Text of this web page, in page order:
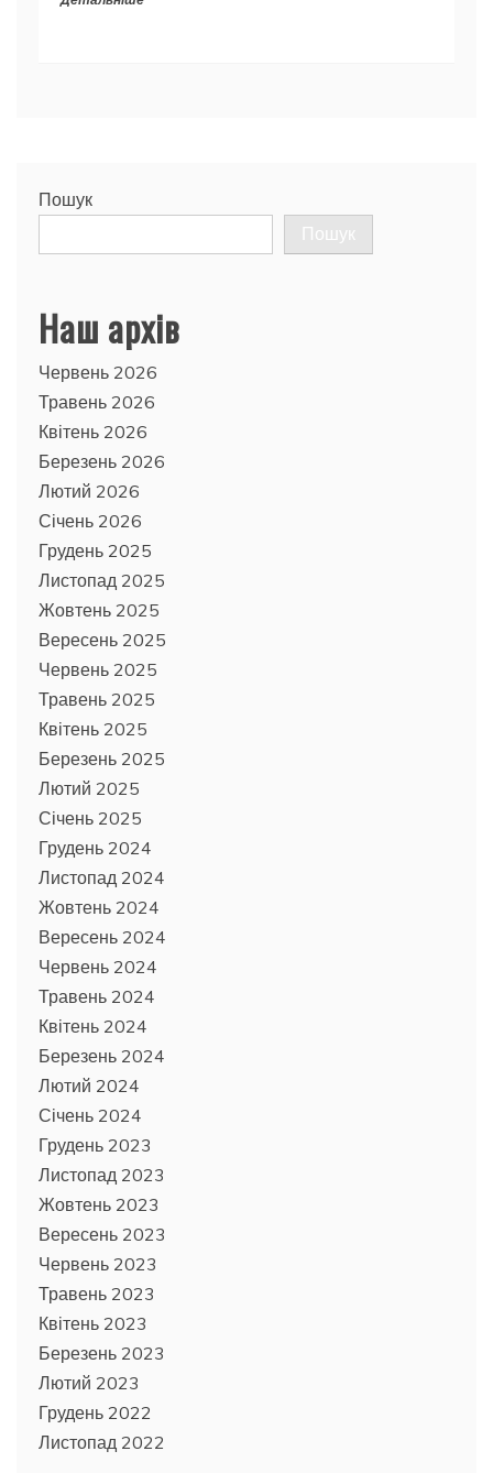
Пошук
Пошук
Наш архів
Червень 2026
Травень 2026
Квітень 2026
Березень 2026
Лютий 2026
Січень 2026
Грудень 2025
Листопад 2025
Жовтень 2025
Вересень 2025
Червень 2025
Травень 2025
Квітень 2025
Березень 2025
Лютий 2025
Січень 2025
Грудень 2024
Листопад 2024
Жовтень 2024
Вересень 2024
Червень 2024
Травень 2024
Квітень 2024
Березень 2024
Лютий 2024
Січень 2024
Грудень 2023
Листопад 2023
Жовтень 2023
Вересень 2023
Червень 2023
Травень 2023
Квітень 2023
Березень 2023
Лютий 2023
Грудень 2022
Листопад 2022